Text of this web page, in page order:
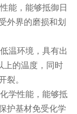
能，能够抵御日
外界的磨损和划
温环境，具有出
上的温度，同时
裂。
学性能，能够抵
护基材免受化学